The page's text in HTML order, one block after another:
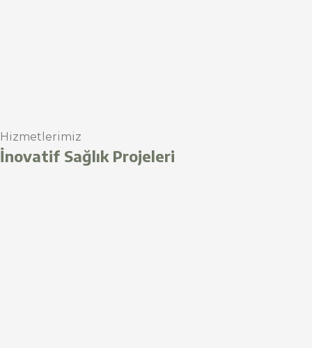
Hizmetlerimiz
İnovatif Sağlık Projeleri